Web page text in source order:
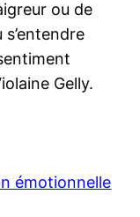
ou de
Gelly.
émotionnelle